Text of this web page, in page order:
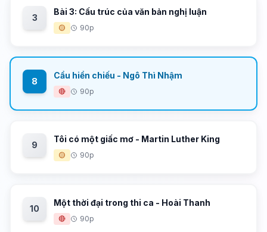
3
Bài 3: Cấu trúc của văn bản nghị luận
🟡 90p
8
Cầu hiền chiếu - Ngô Thì Nhậm
🔴 90p
9
Tôi có một giấc mơ - Martin Luther King
🟡 90p
10
Một thời đại trong thi ca - Hoài Thanh
🔴 90p